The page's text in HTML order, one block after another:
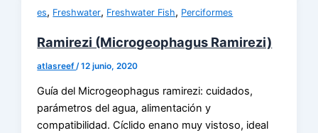
es, Freshwater, Freshwater Fish, Perciformes
Ramirezi (Microgeophagus Ramirezi)
atlasreef /12 junio, 2020
Guía del Microgeophagus ramirezi: cuidados,
parámetros del agua, alimentación y
compatibilidad. Cíclido enano muy vistoso, ideal